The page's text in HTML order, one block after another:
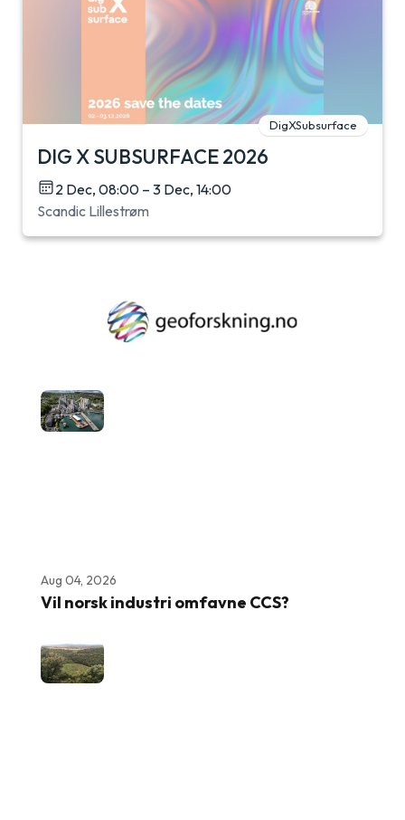
DigXSubsurface
DIG X SUBSURFACE 2026
2 Dec, 08:00 – 3 Dec, 14:00
Scandic Lillestrøm
Aug 04, 2026
Vil norsk industri omfavne CCS?